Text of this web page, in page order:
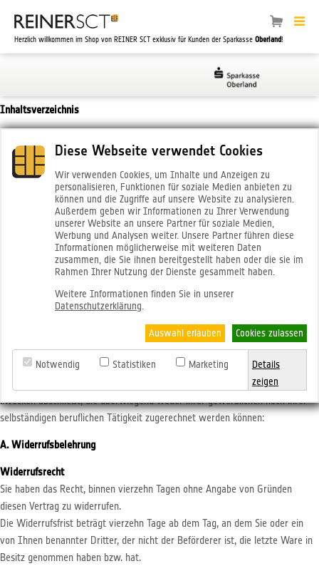
Diese Webseite verwendet Cookies
Wir verwenden Cookies, um Inhalte und Anzeigen zu
personalisieren, Funktionen für soziale Medien anbieten zu
können und die Zugriffe auf unsere Website zu analysieren.
Außerdem geben wir Informationen zu Ihrer Verwendung
unserer Website an unsere Partner für soziale Medien,
Werbung und Analysen weiter. Unsere Partner führen diese
Informationen möglicherweise mit weiteren Daten
zusammen, die Sie ihnen bereitgestellt haben oder die sie im
Rahmen Ihrer Nutzung der Dienste gesammelt haben.
Weitere Informationen finden Sie in unserer
Datenschutzerklärung
Auswahl erlauben Cookies zulassen
Notwendig Statistiken Marketing
Details
zeigen
Herzlich willkommen im Shop von REINER SCT exklusiv für Kunden der Sparkasse Oberland!
Inhaltsverzeichnis
2. Widerrufsbelehrung für Verträge über die Lieferung von nicht auf einem
körperlichen Datenträger befindlichen Daten, die in digitaler Form hergestellt
und bereitgestellt werden
1. Widerrufsbelehrung für Verträge zur
Lieferung von Waren
Verbrauchern, deren Vertragserklärung auf einen Vertrag zur Lieferung von
Waren gerichtet ist, steht ein Widerrufsrecht nach folgender Maßgabe zu,
wobei Verbraucher jede natürliche Person ist, die ein Rechtsgeschäft zu
Zwecken abschließt, die überwiegend weder ihrer gewerblichen noch ihrer
selbständigen beruflichen Tätigkeit zugerechnet werden können:
A. Widerrufsbelehrung
Widerrufsrecht
Sie haben das Recht, binnen vierzehn Tagen ohne Angabe von Gründen
diesen Vertrag zu widerrufen.
Die Widerrufsfrist beträgt vierzehn Tage ab dem Tag, an dem Sie oder ein
von Ihnen benannter Dritter, der nicht der Beförderer ist, die letzte Ware in
Besitz genommen haben bzw. hat.